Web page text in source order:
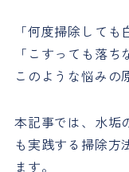
「何度掃除しても
「こすっても落ち
このような悩みの
本記事では、水垢
も実践する掃除方
ます。